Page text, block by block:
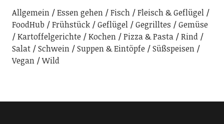
Allgemein Essen gehen Fisch
Fleisch & Geflügel
FoodHub
Frühstück Geflügel Gegrilltes
Gemüse
Kartoffelgerichte
Kochen Pizza & Pasta
Rind
Salat
Schwein Suppen & Eintöpfe
Süßspeisen
Vegan
Wild